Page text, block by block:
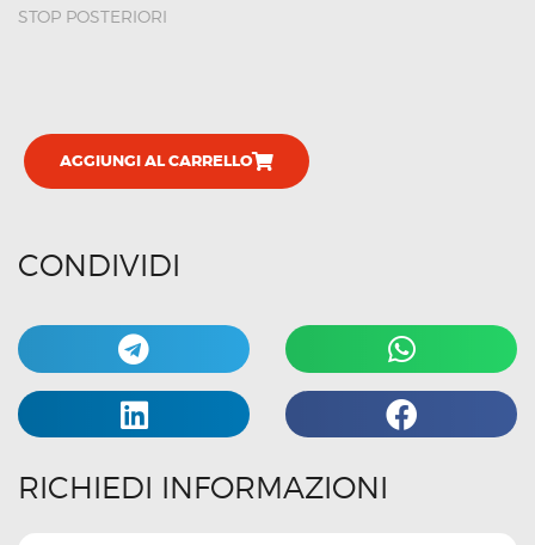
STOP POSTERIORI
AGGIUNGI AL CARRELLO
CONDIVIDI
RICHIEDI INFORMAZIONI